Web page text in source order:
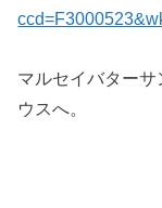
マルセイバター
ウスへ。